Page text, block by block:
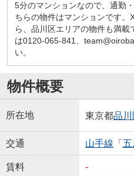
5分のマンションなので、通勤
ちらの物件はマンションです
ら、品川区エリアの物件も満
は0120-065-841、
い。
物件概要
所在地 東京都品川
交通 山手線 「 五
賃料 -